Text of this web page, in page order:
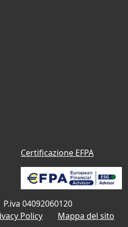
Certificazione EFPA
P.iva 04092060120
Policy
Mappa del sito